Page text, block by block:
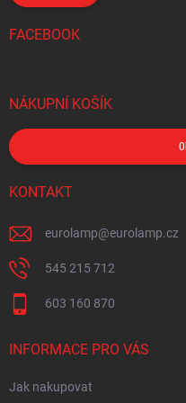
FACEBOOK
NÁKUPNÍ KOŠÍK
0
KONTAKT
eurolamp@eurolamp.cz
545 215 712
603 160 870
INFORMACE PRO VÁS
Jak nakupovat